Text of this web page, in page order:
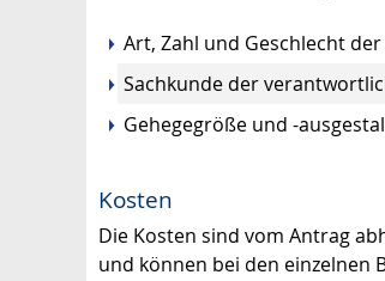
Art, Zahl und Geschlecht
Sachkunde der
Gehegegröße und -
Kosten
Die Kosten sind vom Antrag
und können bei den einzelnen